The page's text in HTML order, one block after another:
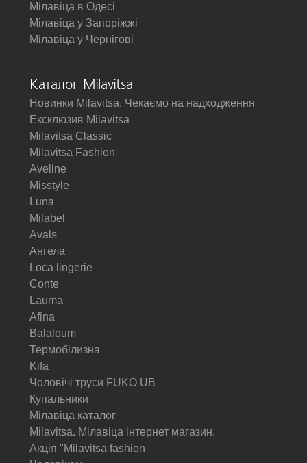
Мілавіца в Одесі
Мілавіца у Запоріжжі
Мілавіца у Чернігові
Каталог Milavitsa
Новинки Milavitsa. Чекаємо на надходження
Ексклюзив Milavitsa
Milavitsa Classic
Milavitsa Fashion
Aveline
Misstyle
Luna
Milabel
Avals
Ангела
Loca lingerie
Conte
Lauma
Afina
Balaloum
Термобілизна
Kifa
Чоловічі труси FUKO UB
Купальники
Мілавіца каталог
Milavitsa. Мілавіца інтернет магазин.
Акція "Milavitsa fashion